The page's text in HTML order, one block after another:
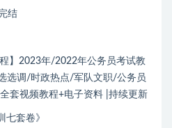
结
】2023年/2022年公务员考试教
选调/时政热点/军队文职/公务员
套视频教程+电子资料 |持续更新
七套卷》